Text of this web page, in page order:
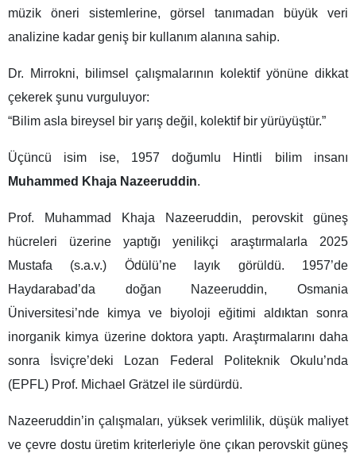
müzik öneri sistemlerine, görsel tanımadan büyük veri
analizine kadar geniş bir kullanım alanına sahip.
Dr. Mirrokni, bilimsel çalışmalarının kolektif yönüne dikkat
çekerek şunu vurguluyor:
“Bilim asla bireysel bir yarış değil, kolektif bir yürüyüştür.”
Üçüncü isim ise, 1957 doğumlu Hintli bilim insanı
Muhammed Khaja Nazeeruddin.
Prof. Muhammad Khaja Nazeeruddin, perovskit güneş
hücreleri üzerine yaptığı yenilikçi araştırmalarla 2025
Mustafa (s.a.v.) Ödülü’ne layık görüldü. 1957’de
Haydarabad’da doğan Nazeeruddin, Osmania
Üniversitesi’nde kimya ve biyoloji eğitimi aldıktan sonra
inorganik kimya üzerine doktora yaptı. Araştırmalarını daha
sonra İsviçre’deki Lozan Federal Politeknik Okulu’nda
(EPFL) Prof. Michael Grätzel ile sürdürdü.
Nazeeruddin’in çalışmaları, yüksek verimlilik, düşük maliyet
ve çevre dostu üretim kriterleriyle öne çıkan perovskit güneş